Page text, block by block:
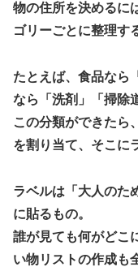
物の住所を決めるに
ゴリーごとに整理す
たとえば、食品なら
なら「洗剤」「掃除
この分類ができたら
を割り当て、そこに
ラベルは「大人のた
に貼るもの。
誰が見ても何がどこ
い物リストの作成も